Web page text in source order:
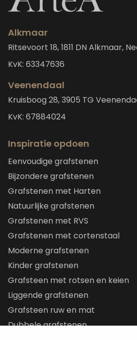
Alkmaar
Ritsevoort 18, 1811 DN Alkmaar,
KvK: 63347636
Veenendaal
Kruisboog 28, 3905 TG
KvK: 67884024
Inspiratie opdoen
Eenvoudige grafstenen
Bijzondere grafstenen
Grafstenen met Harten
Natuurlijke grafstenen
Grafstenen met RVS
Grafstenen met cortenstaal
Moderne grafstenen
Kinder grafstenen
Grafsteen met rotsen en keien
Liggende grafstenen
Grafsteen ruw en mat
Dubbele grafstenen